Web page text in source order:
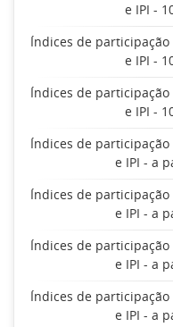
e IPI -
Índices de participação
e IPI -
Índices de participação
e IPI -
Índices de participação
e IPI - a
Índices de participação
e IPI - a
Índices de participação
e IPI - a
Índices de participação
e IPI - a